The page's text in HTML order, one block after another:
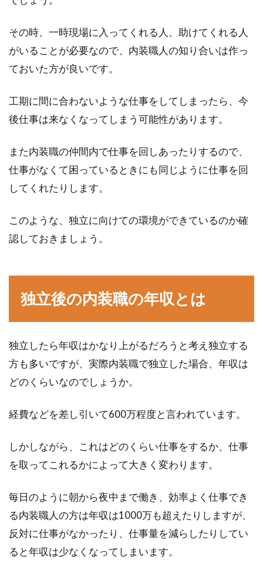
その時、一時現場に入ってくれる人、助けてくれる人
がいることが必要なので、内装職人の知り合いは作っ
ておいた方が良いです。
工期に間に合わないような仕事をしてしまったら、今
後仕事は来なくなってしまう可能性があります。
また内装職の仲間内で仕事を回しあったりするので、
仕事がなくて困っているときにも同じように仕事を回
してくれたりします。
このような、独立に向けての環境ができているのか確
認しておきましょう。
独立後の内装職の年収とは
独立したら年収はかなり上がるだろうと考え独立する
方も多いですが、実際内装職で独立した場合、年収は
どのくらいなのでしょうか。
経費などを差し引いて600万程度と言われています。
しかしながら、これはどのくらい仕事をするか、仕事
を取ってこれるかによって大きく変わります。
毎日のように朝から夜中まで働き、効率よく仕事でき
る内装職人の方は年収は1000万も超えたりしますが、
反対に仕事がなかったり、仕事量を減らしたりしてい
ると年収は少なくなってしまいます。